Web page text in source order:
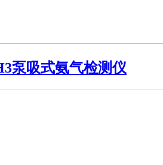
泵吸式氨气检测仪